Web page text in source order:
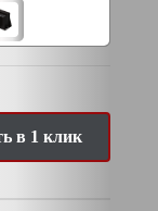
в 1 клик